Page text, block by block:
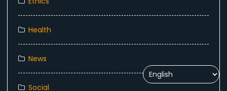
Health
News
Social